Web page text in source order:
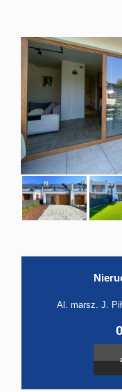
Al. marsz. J.